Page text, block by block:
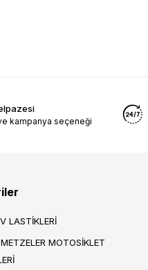
kampanya seçeneği
LASTİKLERİ
MOTOSİKLET